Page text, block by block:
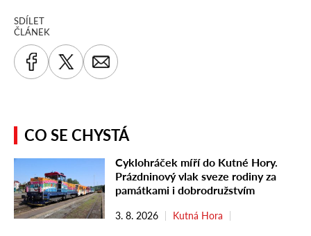
SDÍLET
ČLÁNEK
CO SE CHYSTÁ
Cyklohráček míří do Kutné Hory.
Prázdninový vlak sveze rodiny za
památkami i dobrodružstvím
3. 8. 2026 Kutná Hora